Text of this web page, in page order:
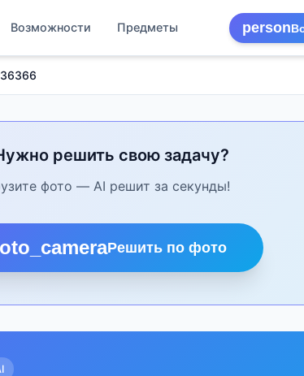
Возможности Предметы person
решить свою задачу?
фото — AI решит за секунды!
Решить по фото